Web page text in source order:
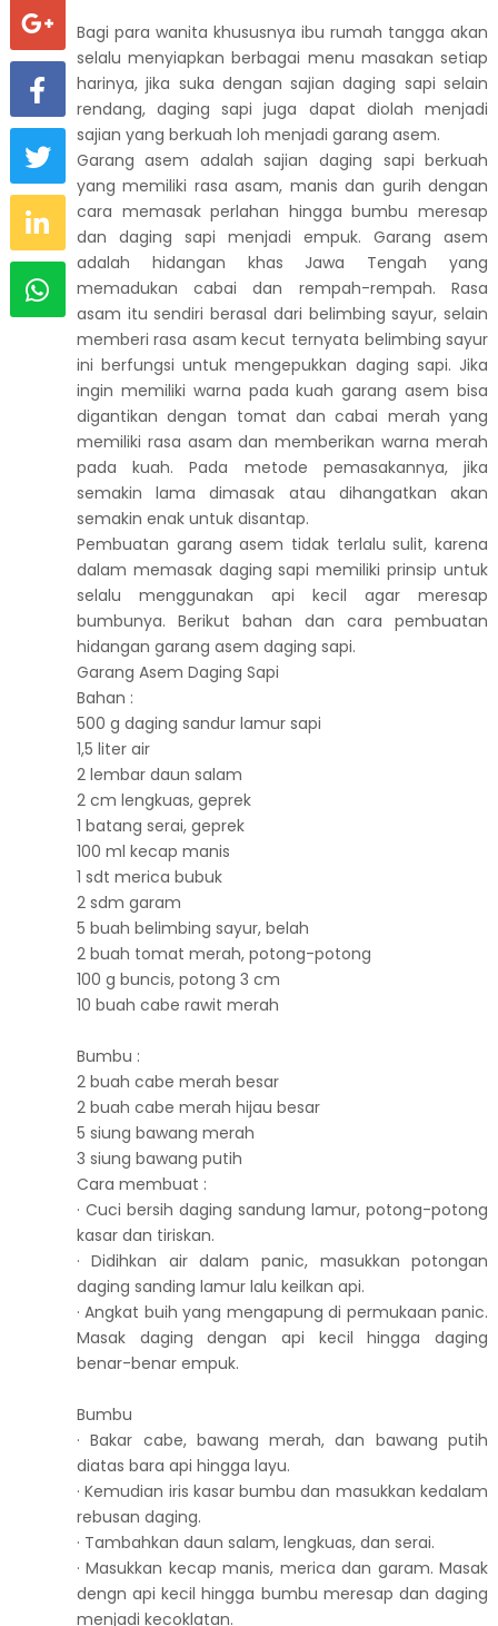
Bagi para wanita khususnya ibu rumah tangga akan
selalu menyiapkan berbagai menu masakan setiap
harinya, jika suka dengan sajian daging sapi selain
rendang, daging sapi juga dapat diolah menjadi
sajian yang berkuah loh menjadi garang asem.
Garang asem adalah sajian daging sapi berkuah
yang memiliki rasa asam, manis dan gurih dengan
cara memasak perlahan hingga bumbu meresap
dan daging sapi menjadi empuk. Garang asem
adalah hidangan khas Jawa Tengah yang
memadukan cabai dan rempah-rempah. Rasa
asam itu sendiri berasal dari belimbing sayur, selain
memberi rasa asam kecut ternyata belimbing sayur
ini berfungsi untuk mengepukkan daging sapi. Jika
ingin memiliki warna pada kuah garang asem bisa
digantikan dengan tomat dan cabai merah yang
memiliki rasa asam dan memberikan warna merah
pada kuah. Pada metode pemasakannya, jika
semakin lama dimasak atau dihangatkan akan
semakin enak untuk disantap.
Pembuatan garang asem tidak terlalu sulit, karena
dalam memasak daging sapi memiliki prinsip untuk
selalu menggunakan api kecil agar meresap
bumbunya. Berikut bahan dan cara pembuatan
hidangan garang asem daging sapi.
Garang Asem Daging Sapi
Bahan :
500 g daging sandur lamur sapi
1,5 liter air
2 lembar daun salam
2 cm lengkuas, geprek
1 batang serai, geprek
100 ml kecap manis
1 sdt merica bubuk
2 sdm garam
5 buah belimbing sayur, belah
2 buah tomat merah, potong-potong
100 g buncis, potong 3 cm
10 buah cabe rawit merah
Bumbu :
2 buah cabe merah besar
2 buah cabe merah hijau besar
5 siung bawang merah
3 siung bawang putih
Cara membuat :
· Cuci bersih daging sandung lamur, potong-potong
kasar dan tiriskan.
· Didihkan air dalam panic, masukkan potongan
daging sanding lamur lalu keilkan api.
· Angkat buih yang mengapung di permukaan panic.
Masak daging dengan api kecil hingga daging
benar-benar empuk.
Bumbu
· Bakar cabe, bawang merah, dan bawang putih
diatas bara api hingga layu.
· Kemudian iris kasar bumbu dan masukkan kedalam
rebusan daging.
· Tambahkan daun salam, lengkuas, dan serai.
· Masukkan kecap manis, merica dan garam. Masak
dengn api kecil hingga bumbu meresap dan daging
menjadi kecoklatan.